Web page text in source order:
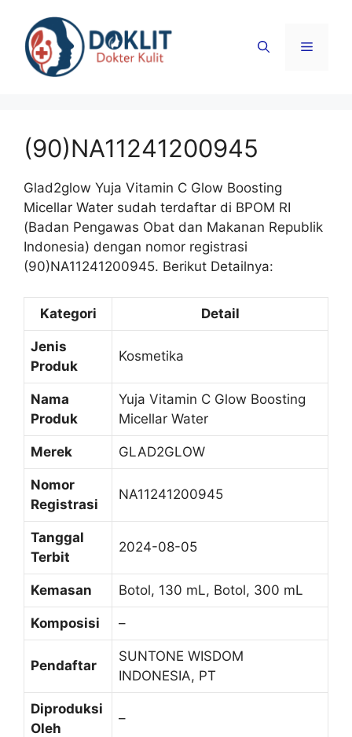
Menu
(90)NA11241200945
Glad2glow Yuja Vitamin C Glow Boosting
Micellar Water sudah terdaftar di BPOM RI
(Badan Pengawas Obat dan Makanan Republik
Indonesia) dengan nomor registrasi
(90)NA11241200945. Berikut Detailnya:
Kategori Detail
Jenis
Produk
Kosmetika
Nama
Produk
Yuja Vitamin C Glow Boosting
Micellar Water
Merek GLAD2GLOW
Nomor
Registrasi
NA11241200945
Tanggal
Terbit
2024-08-05
Kemasan Botol, 130 mL, Botol, 300 mL
Komposisi –
Pendaftar
SUNTONE WISDOM
INDONESIA, PT
Diproduksi
Oleh
–